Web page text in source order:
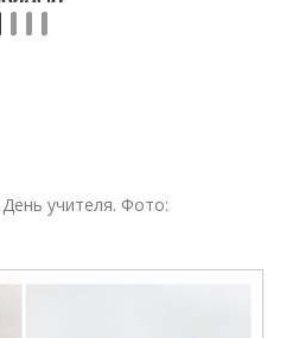
Подарки ко дню
учителя. Фото: